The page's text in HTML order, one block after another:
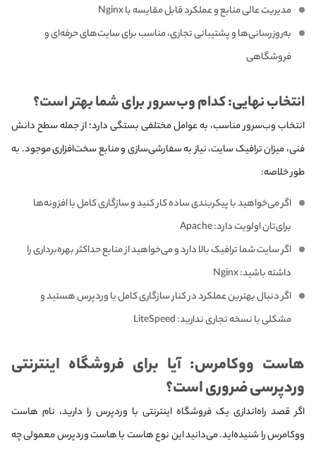
مدیریت عالی منابع و عملکرد قابل مقایسه با Nginx
به‌روزرسانی‌ها و پشتیبانی تجاری، مناسب برای سایت‌های حرفه‌ای و
فروشگاهی
انتخاب نهایی: کدام وب‌سرور برای شما بهتر است؟
انتخاب وب‌سرور مناسب، به عوامل مختلفی بستگی دارد؛ از جمله سطح دانش
فنی، میزان ترافیک سایت، نیاز به سفارشی‌سازی و منابع سخت‌افزاری موجود. به
طور خلاصه:
اگر می‌خواهید با پیکربندی ساده کار کنید و سازگاری کامل با افزونه‌ها
برای‌تان اولویت دارد: Apache
اگر سایت شما ترافیک بالا دارد و می‌خواهید از منابع حداکثر بهره‌برداری را
داشته باشید: Nginx
اگر دنبال بهترین عملکرد در کنار سازگاری کامل با وردپرس هستید و
مشکلی با نسخه تجاری ندارید: LiteSpeed
هاست ووکامرس: آیا برای فروشگاه اینترنتی
وردپرسی ضروری است؟
اگر قصد راه‌اندازی یک فروشگاه اینترنتی با وردپرس را دارید، نام هاست
ووکامرس را شنیده‌اید. می‌دانید این نوع هاست با هاست وردپرس معمولی چه